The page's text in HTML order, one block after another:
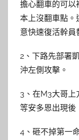
擔心翻車的可以
本上沒翻車點。
意快速復活幹員
2、下路先部署
沖左側攻擊。
3、在M3大哥上
等安多恩出現後
4、砸不掉第一